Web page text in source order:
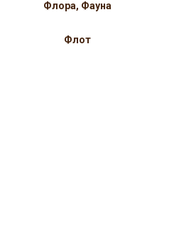
Флора, Фауна
Флот